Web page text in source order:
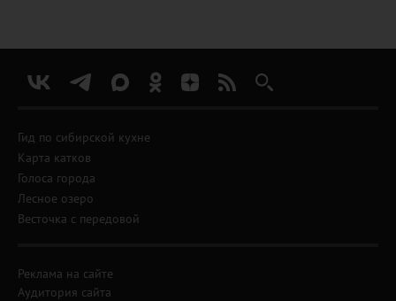
Гид по сибирской кухне
Карта катков
Голоса города
Лесное озеро
Весточка с передовой
Реклама на сайте
Аудитория сайта